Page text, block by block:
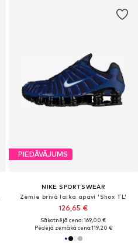
PIEDĀVĀJUMS
NIKE SPORTSWEAR
Zemie brīvā laika apavi 'Shox TL'
126,65 €
Sākotnējā cena: 169,00 €
Pēdējā zemākā cena:119,20 €